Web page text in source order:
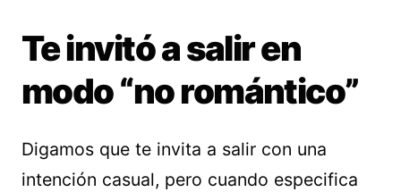
Te invitó a salir en
modo “no romántico”
Digamos que te invita a salir con una
intención casual, pero cuando especifica